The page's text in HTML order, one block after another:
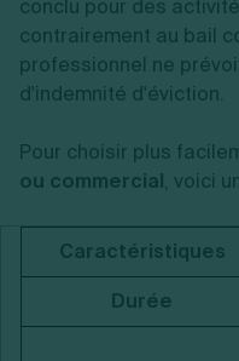
conclu pour des
contrairement au bail
professionnel ne
d'indemnité d'éviction.
Pour choisir plus
ou commercial, voici
Caractéristiques
Durée